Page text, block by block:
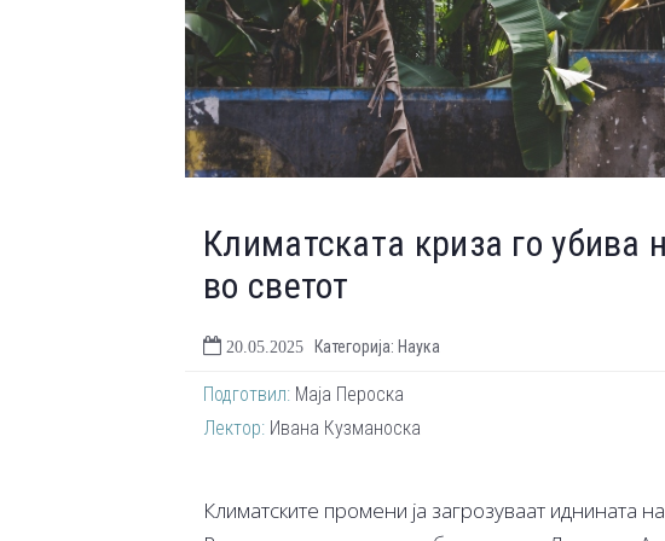
Климатската криза го убива
во светот
20.05.2025 Категорија: Наука
Подготвил: Маја Пероска
Лектор: Ивана Кузманоска
Климатските промени ја загрозуваат иднината